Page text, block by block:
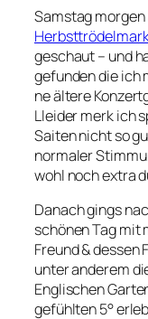
Samstag
geschaut – und
gefunden die ich
ne ältere
Lleider merk ich
Saiten nicht so
normaler
wohl noch extra
Danach gings
schönen Tag mit
Freund & dessen
unter anderem
Englischen
gefühlten 5°